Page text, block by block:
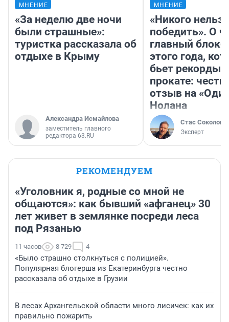
МНЕНИЕ
«За неделю две ночи
были страшные»:
туристка рассказала об
отдыхе в Крыму
Александра Исмайлова
заместитель главного
редактора 63.RU
МНЕНИЕ
«Никого нельзя
победить». О
главный
этого года,
бьет рекорды в
прокате:
отзыв на
Нолана
Стас Соколов
Эксперт
РЕКОМЕНДУЕМ
«Уголовник я, родные со мной не
общаются»: как бывший «афганец» 30
лет живет в землянке посреди леса
под Рязанью
11 часов 8 729 4
«Было страшно столкнуться с полицией».
Популярная блогерша из Екатеринбурга честно
рассказала об отдыхе в Грузии
В лесах Архангельской области много лисичек: как их
правильно пожарить